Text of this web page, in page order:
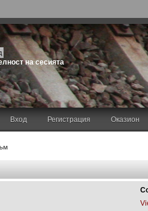
на сесията
Вход Регистрация Оказион